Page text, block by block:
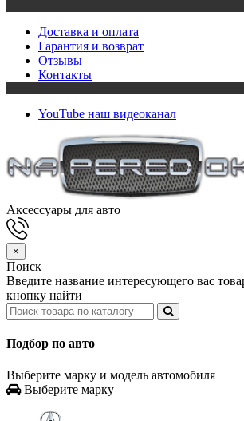
Доставка и оплата
Гарантия и возврат
Отзывы
Контакты
YouTube наш видеоканал
Аксессуары для авто
×
Поиск
Введите название интересующего вас
кнопку найти
Подбор по авто
Выберите марку и модель автомобиля
Выберите марку